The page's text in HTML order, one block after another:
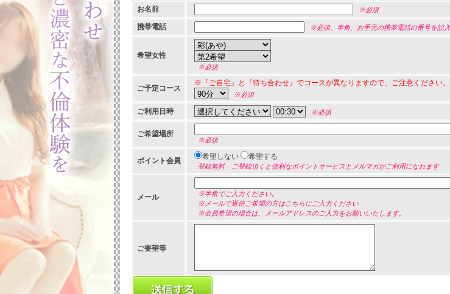
お名前 ※必須
携帯電話 ※必須、半角、お手元の携帯電話の番号を記入
希望女性
※必須
ご予定コース
※『ご自宅』と『待ち合わせ』でコースが異なりますので、ご注意ください。
※必須
ご利用日時 ※必須
ご希望場所
※必須
ポイント会員 希望しない 希望する
登録無料 ご登録頂くと便利なポイントサービスとメルマガがご利用になれます
メール
※半角でご入力ください。
※メールで返信ご希望の方はこちらにご入力ください
※会員希望の場合は、メールアドレスのご入力をお願いいたします。
ご要望等